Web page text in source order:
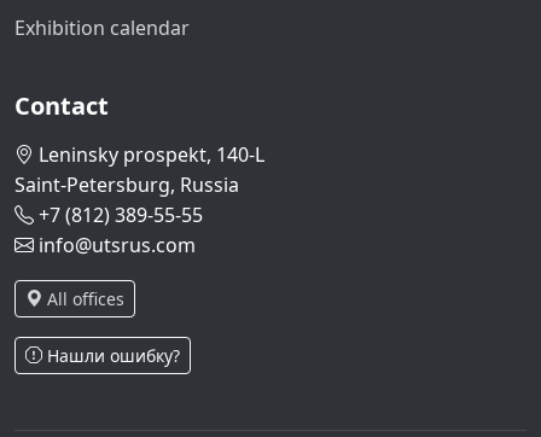
Exhibition calendar
Contact
Leninsky prospekt, 140-L
Saint-Petersburg, Russia
+7 (812) 389-55-55
info@utsrus.com
All offices
Нашли ошибку?